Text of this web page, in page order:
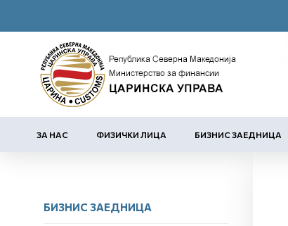
ЗА НАС ФИЗИЧКИ ЛИЦА БИЗНИС ЗАЕДНИЦА
БИЗНИС ЗАЕДНИЦА